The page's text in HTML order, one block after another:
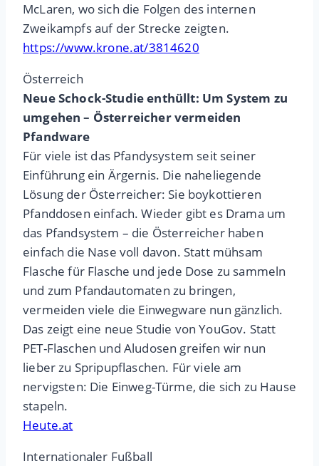
McLaren, wo sich die Folgen des internen
Zweikampfs auf der Strecke zeigten.
https://www.krone.at/3814620
Österreich
Neue Schock-Studie enthüllt: Um System zu
umgehen – Österreicher vermeiden
Pfandware
Für viele ist das Pfandysystem seit seiner
Einführung ein Ärgernis. Die naheliegende
Lösung der Österreicher: Sie boykottieren
Pfanddosen einfach. Wieder gibt es Drama um
das Pfandsystem – die Österreicher haben
einfach die Nase voll davon. Statt mühsam
Flasche für Flasche und jede Dose zu sammeln
und zum Pfandautomaten zu bringen,
vermeiden viele die Einwegware nun gänzlich.
Das zeigt eine neue Studie von YouGov. Statt
PET-Flaschen und Aludosen greifen wir nun
lieber zu Spripupflaschen. Für viele am
nervigsten: Die Einweg-Türme, die sich zu Hause
stapeln.
Heute.at
Internationaler Fußball